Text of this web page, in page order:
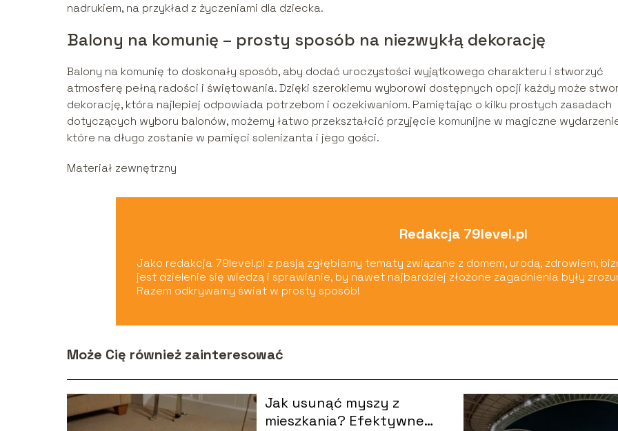
nadrukiem, na przykład z życzeniami dla dziecka.
Balony na komunię – prosty sposób na niezwykłą dekorację
Balony na komunię to doskonały sposób, aby dodać uroczystości wyjątkowego charakteru i stworzyć
atmosferę pełną radości i świętowania. Dzięki szerokiemu wyborowi dostępnych opcji każdy może
dekorację, która najlepiej odpowiada potrzebom i oczekiwaniom. Pamiętając o kilku prostych zasadach
dotyczących wyboru balonów, możemy łatwo przekształcić przyjęcie komunijne w magiczne
które na długo zostanie w pamięci solenizanta i jego gości.
Materiał zewnętrzny
Redakcja 79level.pl
Jako redakcja 79level.pl z pasją zgłębiamy tematy związane z domem, urodą, zdrowiem,
jest dzielenie się wiedzą i sprawianie, by nawet najbardziej złożone zagadnienia były
Razem odkrywamy świat w prosty sposób!
Może Cię również zainteresować
Jak usunąć myszy z
mieszkania? Efektywne